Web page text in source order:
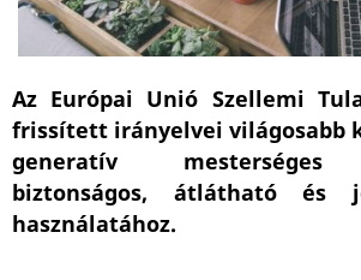
Az Európai Unió Szellemi
frissített irányelvei világosabb
generatív mesterséges
biztonságos, átlátható és
használatához.